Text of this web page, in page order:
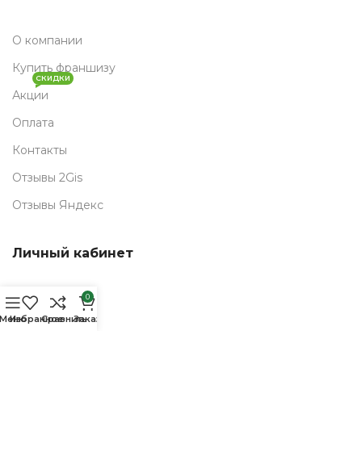
О компании
Купить франшизу
Акции
СКИДКИ
Оплата
Контакты
Отзывы 2Gis
Отзывы Яндекс
Личный кабинет
Мой аккаунт
Меню
ИзбранноеСравнить
0
позиций
Заказ